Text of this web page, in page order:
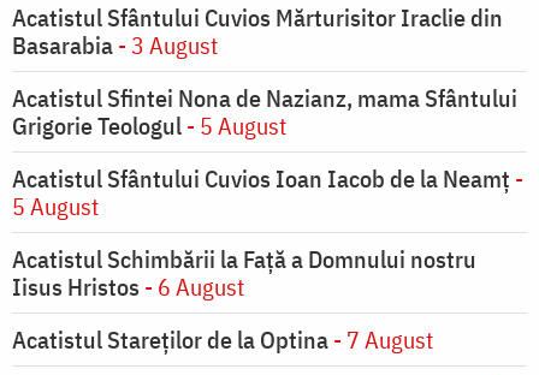
Acatistul Sfântului Cuvios Mărturisitor Iraclie din
Basarabia- 3 August
Acatistul Sfintei Nona de Nazianz, mama Sfântului
Grigorie Teologul- 5 August
Acatistul Sfântului Cuvios Ioan Iacob de la Neamț -
5 August
Acatistul Schimbării la Faţă a Domnului nostru
Iisus Hristos - 6 August
Acatistul Stareţilor de la Optina- 7 August